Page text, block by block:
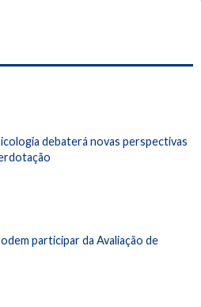
debaterá novas perspectivas
participar da Avaliação de